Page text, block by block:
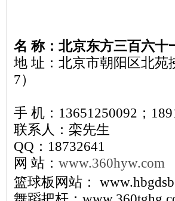
名 称：北京东方三百六十
地 址：北京市朝阳区北苑
7）
手 机：13651250092；
联系人：栾先生
QQ：18732641
网 站： www.360hyw.com
篮球板网站：